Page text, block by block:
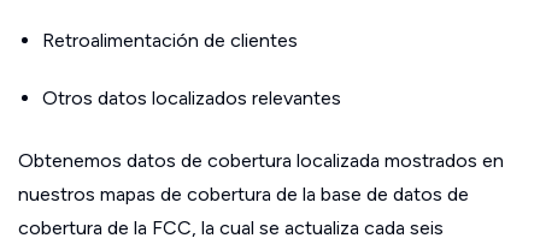
Retroalimentación de clientes
Otros datos localizados relevantes
Obtenemos datos de cobertura localizada mostrados en
nuestros mapas de cobertura de la base de datos de
cobertura de la FCC, la cual se actualiza cada seis